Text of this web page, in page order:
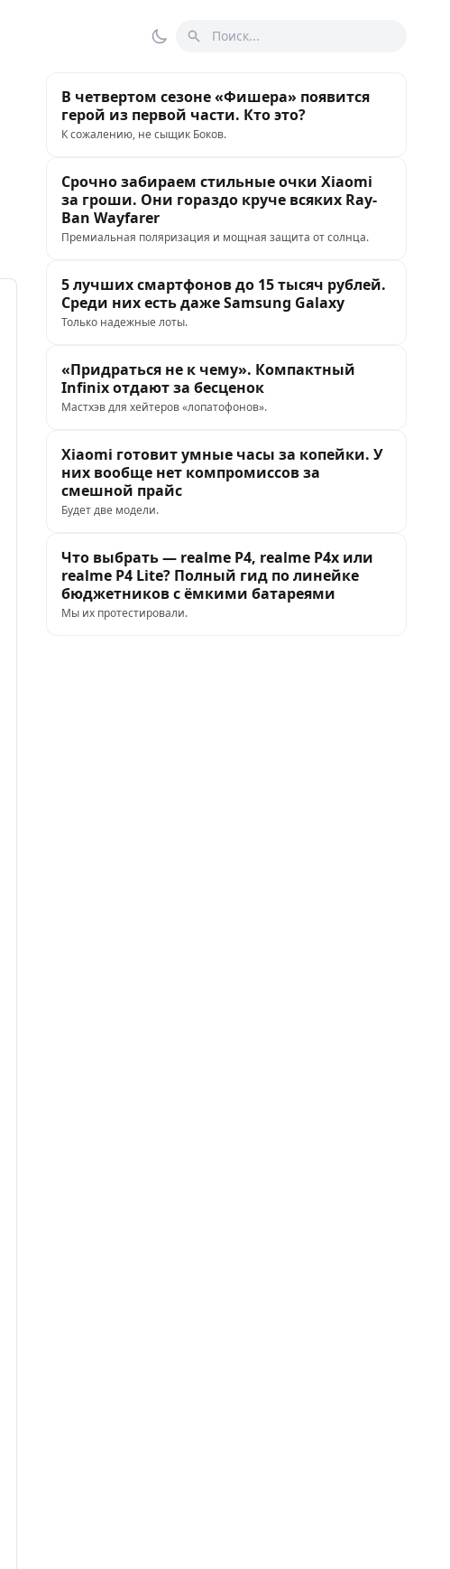
Переключить тему
Поиск
В четвертом сезоне «Фишера» появится
герой из первой части. Кто это?
К сожалению, не сыщик Боков.
Срочно забираем стильные очки Xiaomi
за гроши. Они гораздо круче всяких Ray-
Ban Wayfarer
Премиальная поляризация и мощная защита от солнца.
5 лучших смартфонов до 15 тысяч рублей.
Среди них есть даже Samsung Galaxy
Только надежные лоты.
«Придраться не к чему». Компактный
Infinix отдают за бесценок
Мастхэв для хейтеров «лопатофонов».
Xiaomi готовит умные часы за копейки. У
них вообще нет компромиссов за
смешной прайс
Будет две модели.
Что выбрать — realme P4, realme P4x или
realme P4 Lite? Полный гид по линейке
бюджетников с ёмкими батареями
Мы их протестировали.